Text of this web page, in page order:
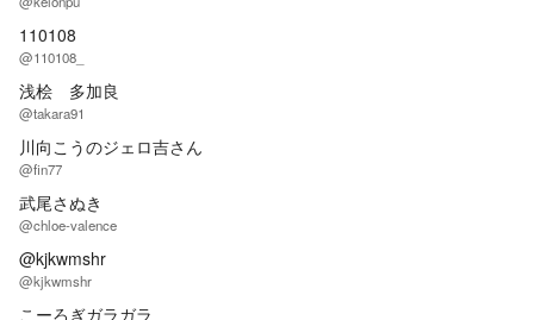
110108
@110108_
浅桧 多加良
@takara91
川向こうのジェロ吉さん
@fin77
武尾さぬき
@chloe-valence
@kjkwmshr
@kjkwmshr
こーろぎガラガラ